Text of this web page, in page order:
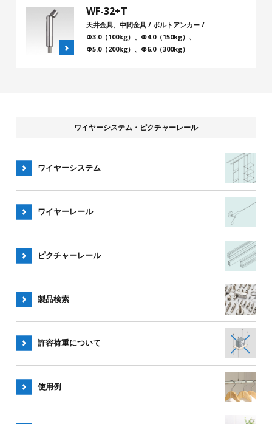
WF-32+T
天井金具、中間金具 / ボルトアンカー /
Φ3.0（100kg）、Φ4.0（150kg）、
Φ5.0（200kg）、Φ6.0（300kg）
ワイヤーシステム・ピクチャーレール
ワイヤーシステム
ワイヤーレール
ピクチャーレール
製品検索
許容荷重について
使用例